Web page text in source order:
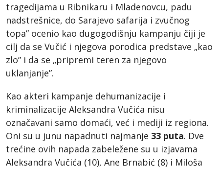
tragedijama u Ribnikaru i Mladenovcu, padu
nadstrešnice, do Sarajevo safarija i zvučnog
topa” ocenio kao dugogodišnju kampanju čiji je
cilj da se Vučić i njegova porodica predstave „kao
zlo” i da se „pripremi teren za njegovo
uklanjanje”.
Kao akteri kampanje dehumanizacije i
kriminalizacije Aleksandra Vučića nisu
označavani samo domaći, već i mediji iz regiona.
Oni su u junu napadnuti najmanje 33 puta. Dve
trećine ovih napada zabeležene su u izjavama
Aleksandra Vučića (10), Ane Brnabić (8) i Miloša